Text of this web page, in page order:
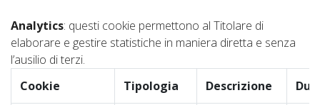
Analytics: questi cookie permettono al Titolare di
elaborare e gestire statistiche in maniera diretta e senza
l’ausilio di terzi.
Cookie
Tipologia Descrizione